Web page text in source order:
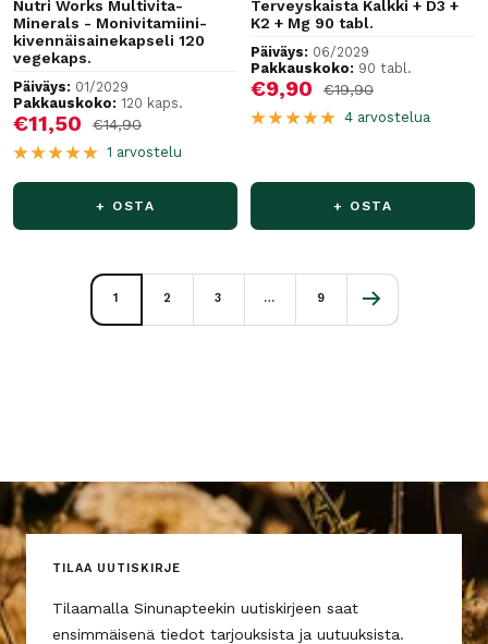
Nutri Works Multivita-
Minerals - Monivitamiini-
kivennäisainekapseli 120
vegekaps.
Päiväys: 01/2029
Pakkauskoko: 120 kaps.
Alennushinta
€11,50 Normaalihinta
€14,90
1 arvostelu
+ OSTA
Terveyskaista Kalkki + D3 +
K2 + Mg 90 tabl.
Päiväys: 06/2029
Pakkauskoko: 90 tabl.
Alennushinta
€9,90 Normaalihinta
€19,90
4 arvostelua
+ OSTA
1 2 3 … 9
TILAA UUTISKIRJE
Tilaamalla Sinunapteekin uutiskirjeen saat
ensimmäisenä tiedot tarjouksista ja uutuuksista.